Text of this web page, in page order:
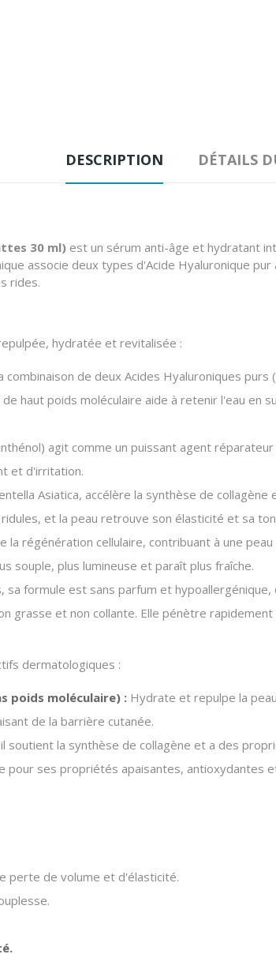
DESCRIPTION DÉTAILS
30 ml) est un sérum anti-âge et hydratant
associe deux types d'Acide Hyaluronique
rides.
hydratée et revitalisée :
combinaison de deux Acides Hyaluroniques
haut poids moléculaire aide à retenir l'eau
agit comme un puissant agent
et d'irritation.
Asiatica, accélère la synthèse de
et la peau retrouve son élasticité et sa
la régénération cellulaire, contribuant à une
souple, plus lumineuse et paraît plus fraîche.
sa formule est sans parfum et
grasse et non collante. Elle pénètre
dermatologiques :
poids moléculaire) : Hydrate et repulpe la
de la barrière cutanée.
soutient la synthèse de collagène et a des
pour ses propriétés apaisantes, antioxydantes
perte de volume et d'élasticité.